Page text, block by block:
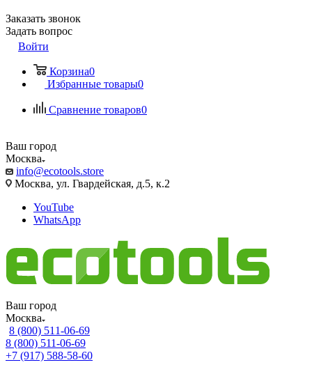
Заказать звонок
Задать вопрос
Войти
Корзина0
Избранные товары0
Сравнение товаров0
Ваш город
Москва
info@ecotools.store
Москва, ул. Гвардейская, д.5, к.2
YouTube
WhatsApp
Ваш город
Москва
8 (800) 511-06-69
8 (800) 511-06-69
+7 (917) 588-58-60